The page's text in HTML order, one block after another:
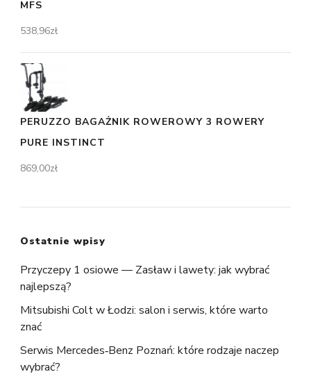
MFS
538,96zł
PERUZZO BAGAŻNIK ROWEROWY 3 ROWERY
PURE INSTINCT
869,00zł
Ostatnie wpisy
Przyczepy 1 osiowe — Zasław i lawety: jak wybrać
najlepszą?
Mitsubishi Colt w Łodzi: salon i serwis, które warto
znać
Serwis Mercedes‑Benz Poznań: które rodzaje naczep
wybrać?